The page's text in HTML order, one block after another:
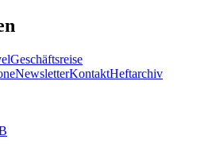
Geschäftsreise
NewsletterKontaktHeftarchiv